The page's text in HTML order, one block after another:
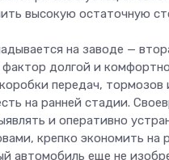
высокую остаточную
на заводе —
фактор долгой и
передач, тормозов
на ранней стадии.
и оперативно
крепко экономить на
автомобиль еще не